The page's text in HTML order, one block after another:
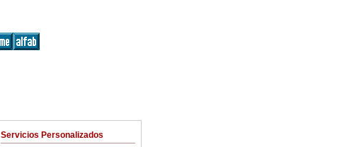
Servicios Personalizados